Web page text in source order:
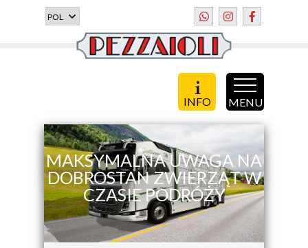
MENU
INFO
MAKSYMALNA UWAGA NA
DOBROSTAN ZWIERZĄT W
CZASIE PODRÓŻY